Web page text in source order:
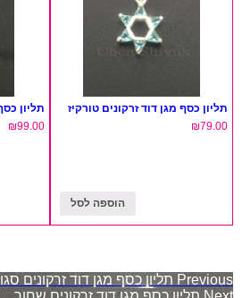
תליון כסף מגן דוד זרקונים טורקיז
₪79.00
הוספה לסל
תליון
₪99.00
ניווט
Previous תליון כסף מגן דוד זרקונים